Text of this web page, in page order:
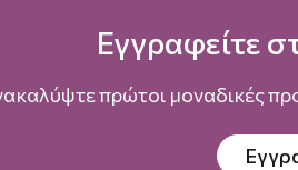
Εγγραφείτε
πρώτοι μοναδικές